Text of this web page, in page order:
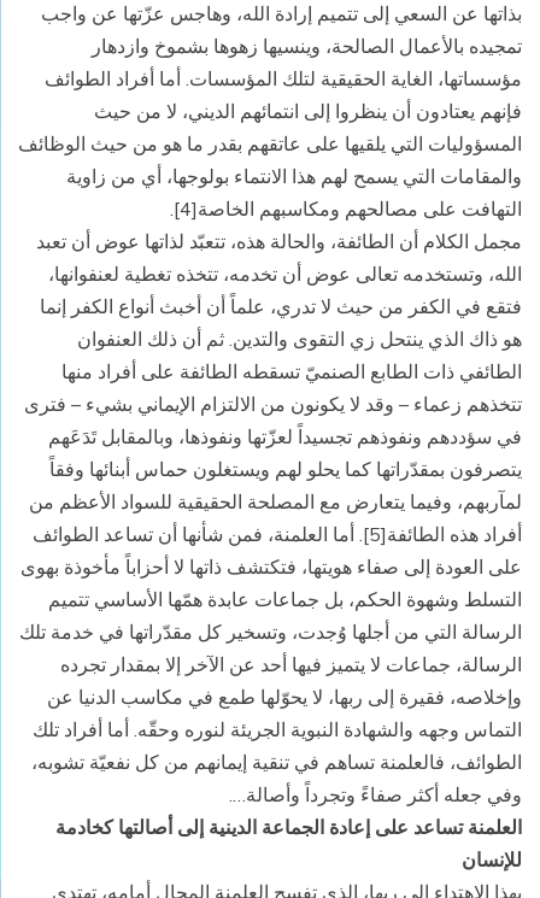
بذاتها عن السعي إلى تتميم إرادة الله، وهاجس عزّتها عن واجب
تمجيده بالأعمال الصالحة، وينسيها زهوها بشموخ وازدهار
مؤسساتها، الغاية الحقيقية لتلك المؤسسات. أما أفراد الطوائف
فإنهم يعتادون أن ينظروا إلى انتمائهم الديني، لا من حيث
المسؤوليات التي يلقيها على عاتقهم بقدر ما هو من حيث الوظائف
والمقامات التي يسمح لهم هذا الانتماء بولوجها، أي من زاوية
التهافت على مصالحهم ومكاسبهم الخاصة[4].
مجمل الكلام أن الطائفة، والحالة هذه، تتعبّد لذاتها عوض أن تعبد
الله، وتستخدمه تعالى عوض أن تخدمه، تتخذه تغطية لعنفوانها،
فتقع في الكفر من حيث لا تدري، علماً أن أخبث أنواع الكفر إنما
هو ذاك الذي ينتحل زي التقوى والتدين. ثم أن ذلك العنفوان
الطائفي ذات الطابع الصنميّ تسقطه الطائفة على أفراد منها
تتخذهم زعماء – وقد لا يكونون من الالتزام الإيماني بشيء – فترى
في سؤددهم ونفوذهم تجسيداً لعزّتها ونفوذها، وبالمقابل تَدَعَهم
يتصرفون بمقدّراتها كما يحلو لهم ويستغلون حماس أبنائها وفقاً
لمآربهم، وفيما يتعارض مع المصلحة الحقيقية للسواد الأعظم من
أفراد هذه الطائفة[5]. أما العلمنة، فمن شأنها أن تساعد الطوائف
على العودة إلى صفاء هويتها، فتكتشف ذاتها لا أحزاباً مأخوذة بهوى
التسلط وشهوة الحكم، بل جماعات عابدة همّها الأساسي تتميم
الرسالة التي من أجلها وُجدت، وتسخير كل مقدّراتها في خدمة تلك
الرسالة، جماعات لا يتميز فيها أحد عن الآخر إلا بمقدار تجرده
وإخلاصه، فقيرة إلى ربها، لا يحوّلها طمع في مكاسب الدنيا عن
التماس وجهه والشهادة النبوية الجريئة لنوره وحقّه. أما أفراد تلك
الطوائف، فالعلمنة تساهم في تنقية إيمانهم من كل نفعيّة تشوبه،
وفي جعله أكثر صفاءً وتجرداً وأصالة….
العلمنة تساعد على إعادة الجماعة الدينية إلى أصالتها كخادمة
للإنسان
بهذا الاهتداء إلى ربها، الذي تفسح العلمنة المجال أمامه، تهتدي